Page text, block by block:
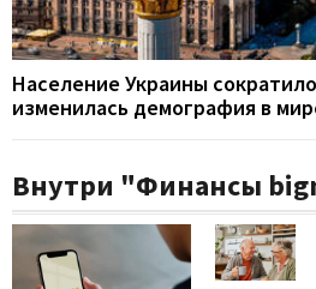
Население Украины
изменилась демография в
Внутри "Финансы